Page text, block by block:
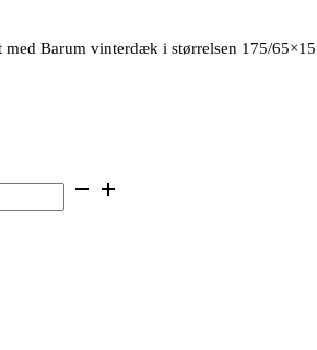
Barum vinterdæk i størrelsen 175/